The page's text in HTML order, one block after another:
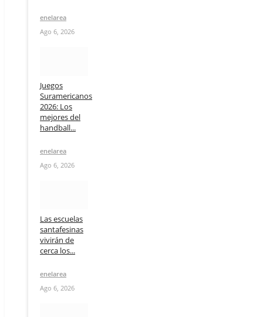
enelarea
Ago 6, 2026
Juegos
Suramericanos
2026: Los
mejores del
handball...
enelarea
Ago 6, 2026
Las escuelas
santafesinas
vivirán de
cerca los...
enelarea
Ago 6, 2026